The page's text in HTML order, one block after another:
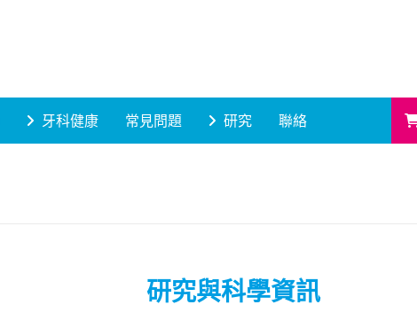
牙科健康 常見問題 研究 聯絡
研究與科學資訊